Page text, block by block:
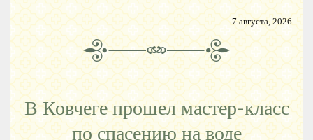
7 августа, 2026
В Ковчеге прошел мастер-класс
по спасению на воде